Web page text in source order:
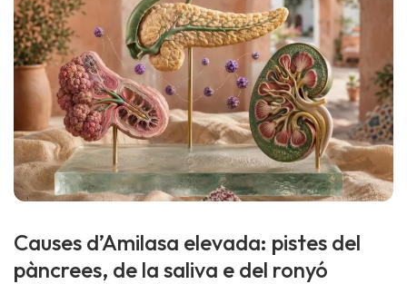
Causes d’Amilasa elevada: pistes del
pàncrees, de la saliva e del ronyó